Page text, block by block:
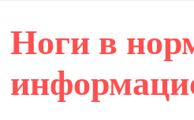
содержимому
Ноги в